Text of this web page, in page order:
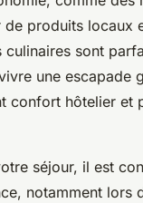
produits locaux
culinaires sont
une escapade
confort hôtelier et
séjour, il est
notamment lors